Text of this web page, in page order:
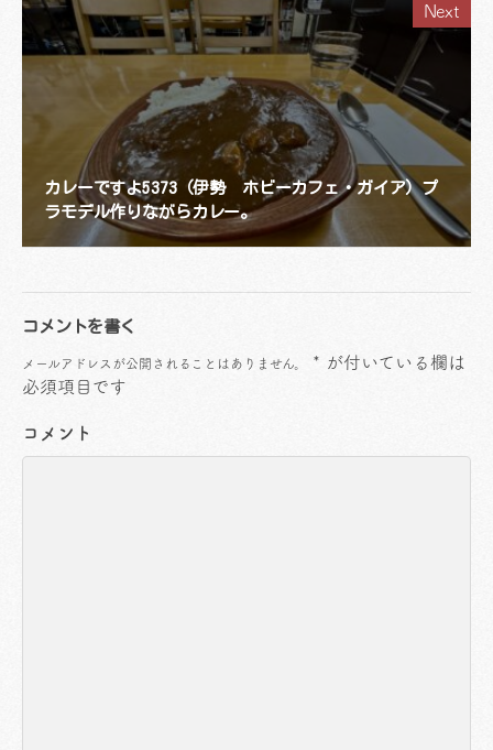
Next
カレーですよ5373（伊勢 ホビーカフェ・ガイア）プ
ラモデル作りながらカレー。
コメントを書く
メールアドレスが公開されることはありません。 * が付いている欄は
必須項目です
コメント